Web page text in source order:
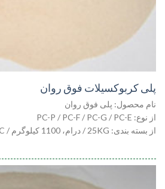
پلی کربوکسیلات فوق روان
نام محصول: پلی فوق روان
از نوع: PC-P / PC-F / PC-G / PC-E
از بسته بندی: 25KG / درام، 1100 کیلوگرم / IBC مخزن، 240kg / درام